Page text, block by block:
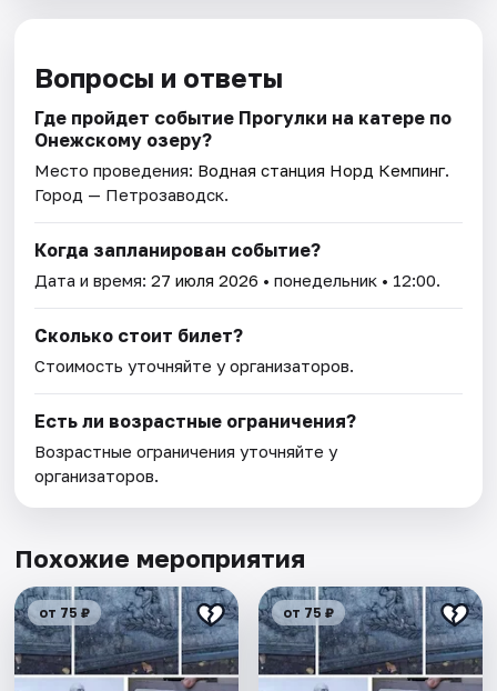
Вопросы и ответы
Где пройдет событие Прогулки на катере по
Онежскому озеру?
Место проведения: Водная станция Норд Кемпинг.
Город — Петрозаводск.
Когда запланирован событие?
Дата и время:27 июля 2026 • понедельник • 12:00.
Сколько стоит билет?
Стоимость уточняйте у организаторов.
Есть ли возрастные ограничения?
Возрастные ограничения уточняйте у
организаторов.
Похожие мероприятия
от 75 ₽ от 75 ₽